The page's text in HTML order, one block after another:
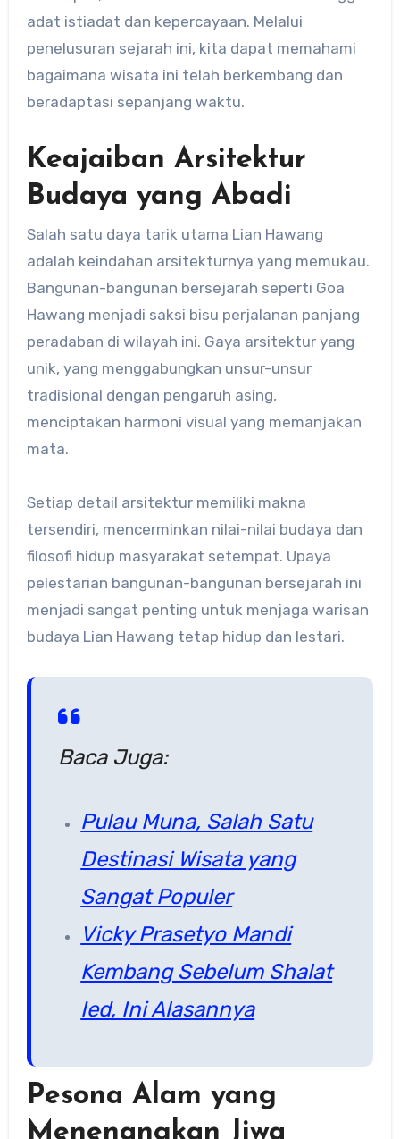
adat istiadat dan kepercayaan. Melalui
penelusuran sejarah ini, kita dapat memahami
bagaimana wisata ini telah berkembang dan
beradaptasi sepanjang waktu.
Keajaiban Arsitektur
Budaya yang Abadi
Salah satu daya tarik utama Lian Hawang
adalah keindahan arsitekturnya yang memukau.
Bangunan-bangunan bersejarah seperti Goa
Hawang menjadi saksi bisu perjalanan panjang
peradaban di wilayah ini. Gaya arsitektur yang
unik, yang menggabungkan unsur-unsur
tradisional dengan pengaruh asing,
menciptakan harmoni visual yang memanjakan
mata.
Setiap detail arsitektur memiliki makna
tersendiri, mencerminkan nilai-nilai budaya dan
filosofi hidup masyarakat setempat. Upaya
pelestarian bangunan-bangunan bersejarah ini
menjadi sangat penting untuk menjaga warisan
budaya Lian Hawang tetap hidup dan lestari.
Baca Juga:
Pulau Muna, Salah Satu
Destinasi Wisata yang
Sangat Populer
Vicky Prasetyo Mandi
Kembang Sebelum Shalat
Ied, Ini Alasannya
Pesona Alam yang
Menenangkan Jiwa